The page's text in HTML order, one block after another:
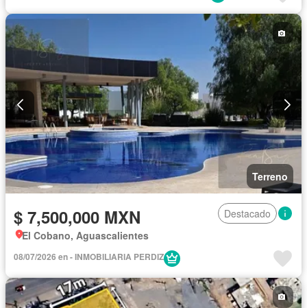
Terreno
$ 7,500,000 MXN
Destacado
El Cobano, Aguascalientes
08/07/2026 en - INMOBILIARIA PERDIZ